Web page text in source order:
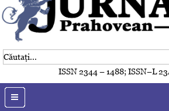
ISSN 2344 – 1488; ISSN–L